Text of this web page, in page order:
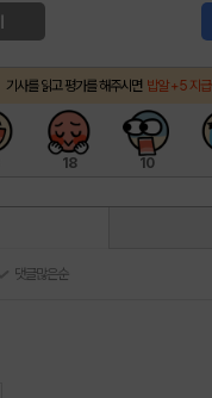
기사를 읽고 평가를 해주시면 밥알 +5 지급
18 10
댓글많은순